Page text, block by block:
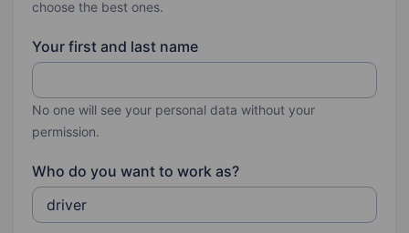
choose the best ones.
Your first and last name
No one will see your personal data without your
permission.
Who do you want to work as?